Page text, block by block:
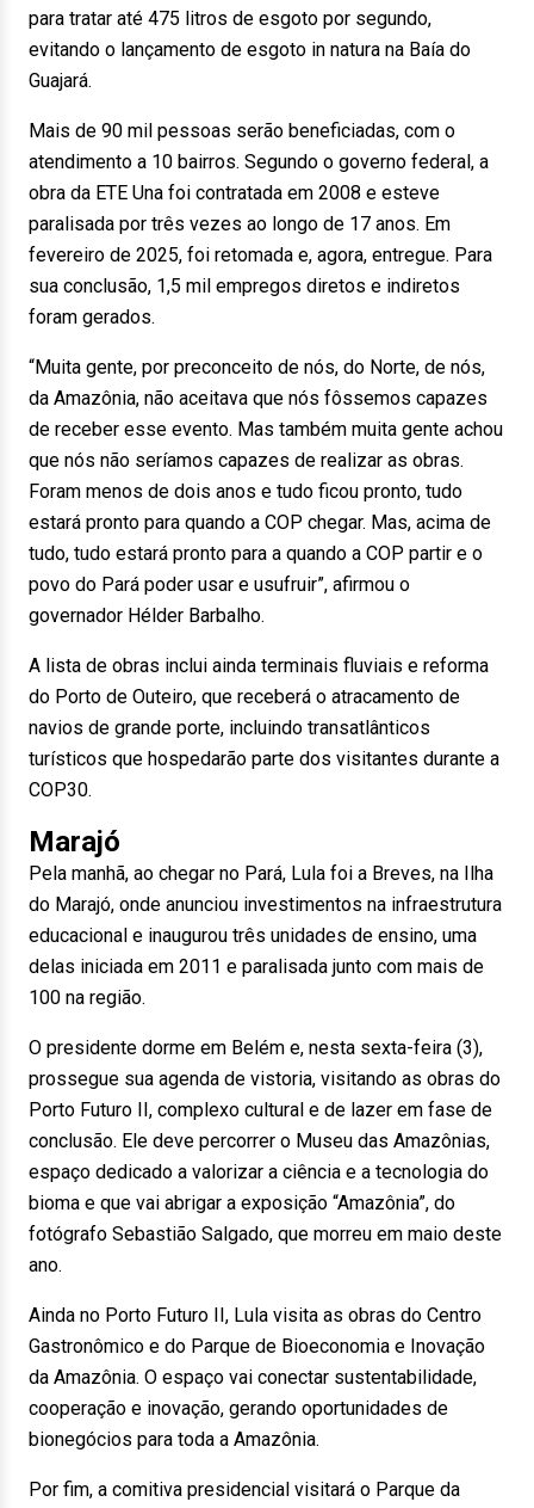
para tratar até 475 litros de esgoto por segundo,
evitando o lançamento de esgoto in natura na Baía do
Guajará.
Mais de 90 mil pessoas serão beneficiadas, com o
atendimento a 10 bairros. Segundo o governo federal, a
obra da ETE Una foi contratada em 2008 e esteve
paralisada por três vezes ao longo de 17 anos. Em
fevereiro de 2025, foi retomada e, agora, entregue. Para
sua conclusão, 1,5 mil empregos diretos e indiretos
foram gerados.
“Muita gente, por preconceito de nós, do Norte, de nós,
da Amazônia, não aceitava que nós fôssemos capazes
de receber esse evento. Mas também muita gente achou
que nós não seríamos capazes de realizar as obras.
Foram menos de dois anos e tudo ficou pronto, tudo
estará pronto para quando a COP chegar. Mas, acima de
tudo, tudo estará pronto para a quando a COP partir e o
povo do Pará poder usar e usufruir”, afirmou o
governador Hélder Barbalho.
A lista de obras inclui ainda terminais fluviais e reforma
do Porto de Outeiro, que receberá o atracamento de
navios de grande porte, incluindo transatlânticos
turísticos que hospedarão parte dos visitantes durante a
COP30.
Marajó
Pela manhã, ao chegar no Pará, Lula foi a Breves, na Ilha
do Marajó, onde anunciou investimentos na infraestrutura
educacional e inaugurou três unidades de ensino, uma
delas iniciada em 2011 e paralisada junto com mais de
100 na região.
O presidente dorme em Belém e, nesta sexta-feira (3),
prossegue sua agenda de vistoria, visitando as obras do
Porto Futuro II, complexo cultural e de lazer em fase de
conclusão. Ele deve percorrer o Museu das Amazônias,
espaço dedicado a valorizar a ciência e a tecnologia do
bioma e que vai abrigar a exposição “Amazônia”, do
fotógrafo Sebastião Salgado, que morreu em maio deste
ano.
Ainda no Porto Futuro II, Lula visita as obras do Centro
Gastronômico e do Parque de Bioeconomia e Inovação
da Amazônia. O espaço vai conectar sustentabilidade,
cooperação e inovação, gerando oportunidades de
bionegócios para toda a Amazônia.
Por fim, a comitiva presidencial visitará o Parque da